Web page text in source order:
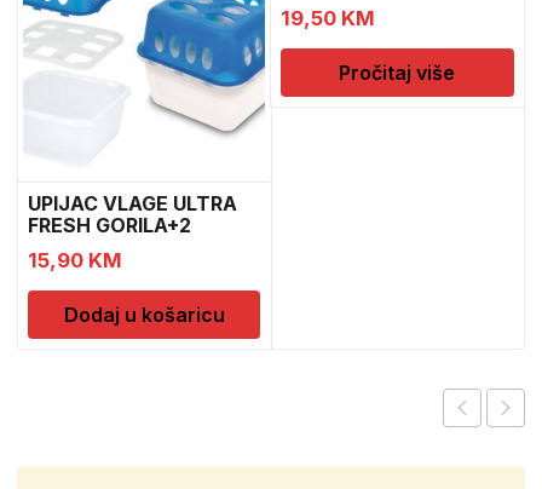
UPIJAC VLAGE ULTRA
FRESH GORILA+2
DOPUNE
15,90 KM
Dodaj u košaricu
19,50 KM
Pročitaj više